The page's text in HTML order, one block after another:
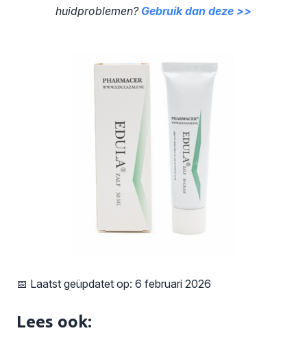
huidproblemen? Gebruik dan deze >>
📅 Laatst geüpdatet op: 6 februari 2026
Lees ook: